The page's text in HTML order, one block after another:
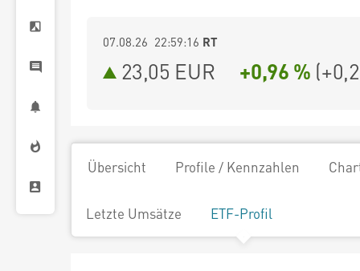
07.08.26 22:59:16 RT
23,05 EUR +0,96 % (
Übersicht Profile / Kennzahlen
Letzte Umsätze ETF-Profil